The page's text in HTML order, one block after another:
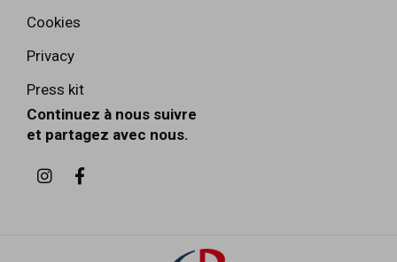
Cookies
Privacy
Press kit
Continuez à nous suivre
et partagez avec nous.